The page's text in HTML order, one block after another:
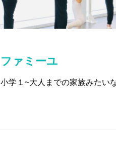
ファミーユ
小学１~大人までの家族みたい